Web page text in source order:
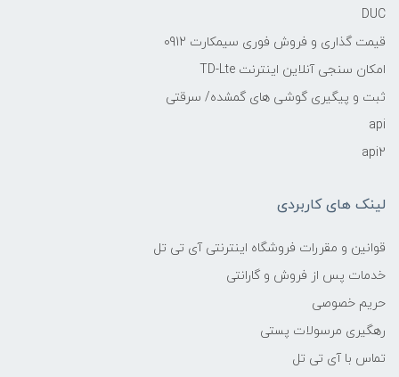
DUC
قیمت گذاری و فروش فوری سیمکارت 0912
امکان سنجی آنلاین اینترنت TD-Lte
ثبت و پیگیری گوشی های گمشده/ سرقتی
api
api2
لینک های کاربردی
قوانین و مقررات فروشگاه اینترنتی آی تی تل
خدمات پس از فروش و گارانتی
حریم خصوصی
رهگیری مرسولات پستی
تماس با آی تی تل